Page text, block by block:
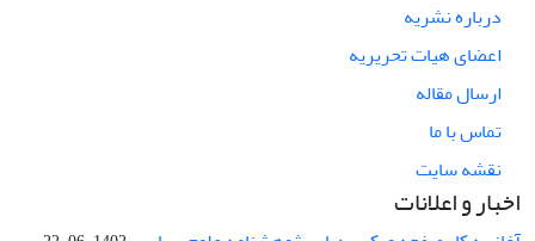
درباره نشریه
اعضای هیات تحریریه
ارسال مقاله
تماس با ما
نقشه سایت
اخبار و اعلانات